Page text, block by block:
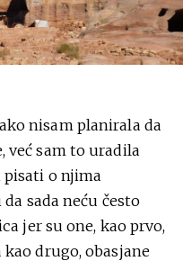
nisam planirala da
već sam to uradila
pisati o njima
sada neću često
jer su one, kao prvo,
drugo, obasjane